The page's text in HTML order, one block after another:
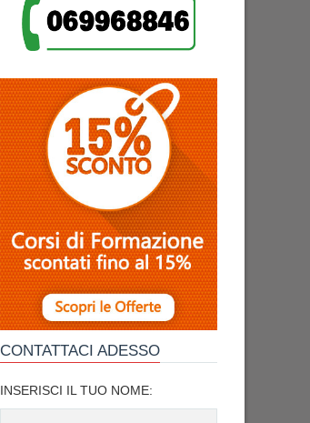
CONTATTACI ADESSO
INSERISCI IL TUO NOME: